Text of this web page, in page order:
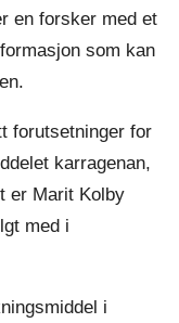
en forsker med et
som kan
forutsetninger for
karragenan,
er Marit Kolby
med i
i